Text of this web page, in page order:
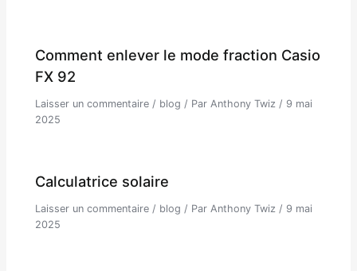
Comment enlever le mode fraction Casio
FX 92
Laisser un commentaire / blog / Par Anthony Twiz / 9 mai
2025
Calculatrice solaire
Laisser un commentaire / blog / ParAnthony Twiz/ 9 mai
2025